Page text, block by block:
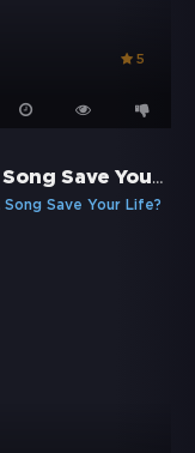
5
Can A Song Save Your Life?